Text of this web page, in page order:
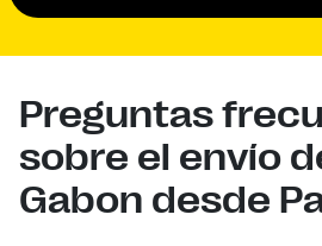
Preguntas
sobre el envío
Gabon desde